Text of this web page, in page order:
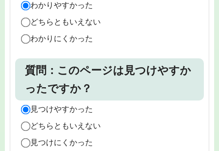
わかりやすかった
どちらともいえない
わかりにくかった
質問：このページは見つけやすか
ったですか？
見つけやすかった
どちらともいえない
見つけにくかった